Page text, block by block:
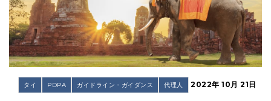
タイ PDPA ガイドライン・ガイダンス 代理人 2022年 10月 21日